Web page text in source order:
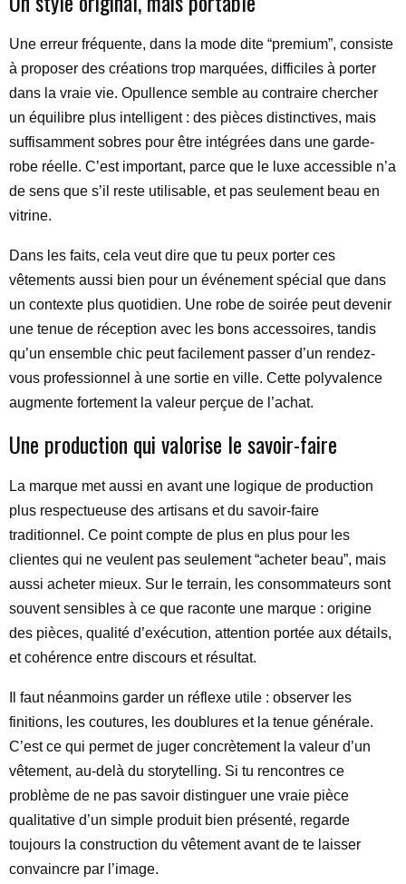
Une erreur fréquente, dans la mode dite “premium”, consiste
à proposer des créations trop marquées, difficiles à porter
dans la vraie vie. Opullence semble au contraire chercher
un équilibre plus intelligent : des pièces distinctives, mais
suffisamment sobres pour être intégrées dans une garde-
robe réelle. C’est important, parce que le luxe accessible n’a
de sens que s’il reste utilisable, et pas seulement beau en
vitrine.
Dans les faits, cela veut dire que tu peux porter ces
vêtements aussi bien pour un événement spécial que dans
un contexte plus quotidien. Une robe de soirée peut devenir
une tenue de réception avec les bons accessoires, tandis
qu’un ensemble chic peut facilement passer d’un rendez-
vous professionnel à une sortie en ville. Cette polyvalence
augmente fortement la valeur perçue de l’achat.
Une production qui valorise le savoir-faire
La marque met aussi en avant une logique de production
plus respectueuse des artisans et du savoir-faire
traditionnel. Ce point compte de plus en plus pour les
clientes qui ne veulent pas seulement “acheter beau”, mais
aussi acheter mieux. Sur le terrain, les consommateurs sont
souvent sensibles à ce que raconte une marque : origine
des pièces, qualité d’exécution, attention portée aux détails,
et cohérence entre discours et résultat.
Il faut néanmoins garder un réflexe utile : observer les
finitions, les coutures, les doublures et la tenue générale.
C’est ce qui permet de juger concrètement la valeur d’un
vêtement, au-delà du storytelling. Si tu rencontres ce
problème de ne pas savoir distinguer une vraie pièce
qualitative d’un simple produit bien présenté, regarde
toujours la construction du vêtement avant de te laisser
convaincre par l’image.